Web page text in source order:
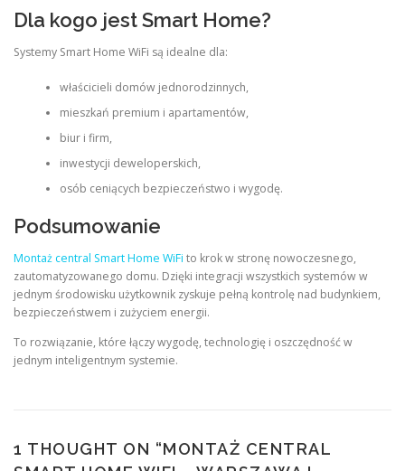
Dla kogo jest Smart Home?
Systemy Smart Home WiFi są idealne dla:
właścicieli domów jednorodzinnych,
mieszkań premium i apartamentów,
biur i firm,
inwestycji deweloperskich,
osób ceniących bezpieczeństwo i wygodę.
Podsumowanie
Montaż central Smart Home WiFi to krok w stronę nowoczesnego,
zautomatyzowanego domu. Dzięki integracji wszystkich systemów w
jednym środowisku użytkownik zyskuje pełną kontrolę nad budynkiem,
bezpieczeństwem i zużyciem energii.
To rozwiązanie, które łączy wygodę, technologię i oszczędność w
jednym inteligentnym systemie.
1 THOUGHT ON “MONTAŻ CENTRAL